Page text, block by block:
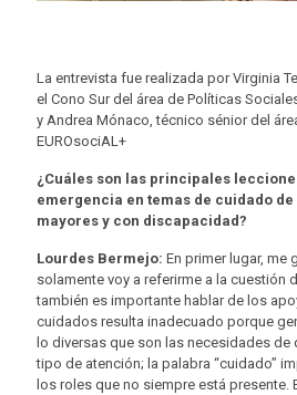
La entrevista fue realizada por Virginia
el Cono Sur del área de Políticas
y Andrea Mónaco, técnico sénior del
EUROsociAL+
¿Cuáles son las principales
emergencia en temas de cuidado
mayores y con discapacidad?
Lourdes Bermejo: En primer lugar, me
solamente voy a referirme a la cuestión
también es importante hablar de los
cuidados resulta inadecuado porque
lo diversas que son las necesidades de
tipo de atención; la palabra “cuidado”
los roles que no siempre está presente.